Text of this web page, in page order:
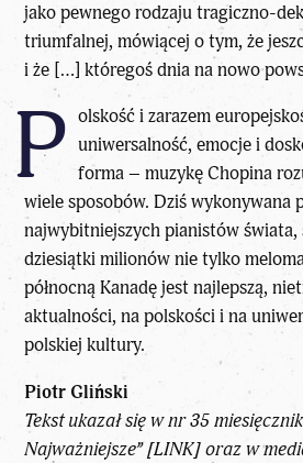
jako pewnego rodzaju tragiczno-
triumfalnej, mówiącej o tym, że
i że […] któregoś dnia na nowo
P olskość i zarazem
uniwersalność, emocje i
forma – muzykę Chopina
wiele sposobów. Dziś wykonywana
najwybitniejszych pianistów świata,
dziesiątki milionów nie tylko
północną Kanadę jest najlepszą,
aktualności, na polskości i na
polskiej kultury.
Piotr Gliński
Tekst ukazał się w nr 35
Najważniejsze” [LINK] oraz w